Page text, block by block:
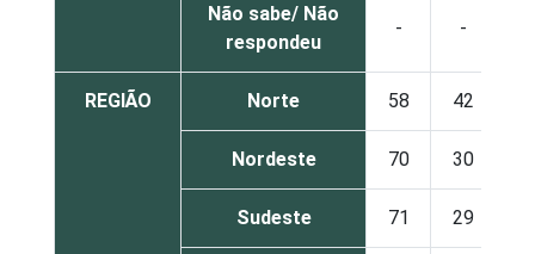
Não sabe/ Não
respondeu
- -
REGIÃO Norte 58 42
Nordeste 70 30
Sudeste 71 29